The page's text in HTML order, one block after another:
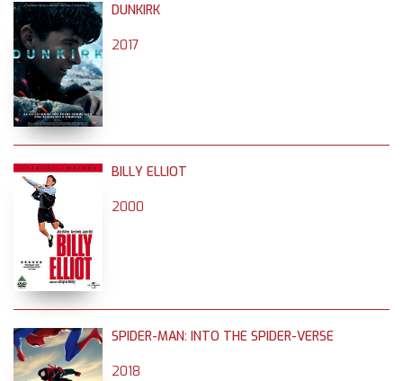
DUNKIRK
2017
BILLY ELLIOT
2000
SPIDER-MAN: INTO THE SPIDER-VERSE
2018